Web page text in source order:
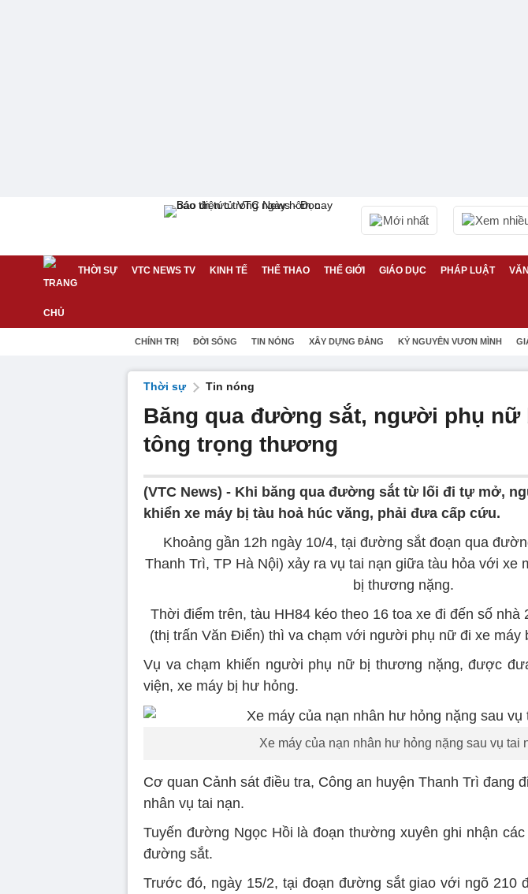
Mới nhất Xem
THỜI SỰ VTC NEWS TV KINH TẾ THỂ THAO THẾ GIỚI GIÁO DỤC PHÁP LUẬT
CHÍNH TRỊ ĐỜI SỐNG TIN NÓNG XÂY DỰNG ĐẢNG KỶ NGUYÊN VƯƠN MÌNH
Thời sự Tin nóng
Băng qua đường sắt, người phụ nữ
tông trọng thương
(VTC News) - Khi băng qua đường sắt từ lối đi tự mở,
khiển xe máy bị tàu hoả húc văng, phải đưa cấp cứu.
Khoảng gần 12h ngày 10/4, tại đường sắt đoạn qua
Thanh Trì, TP Hà Nội) xảy ra vụ tai nạn giữa tàu hỏa với xe
bị thương nặng.
Thời điểm trên, tàu HH84 kéo theo 16 toa xe đi đến số nhà
(thị trấn Văn Điển) thì va chạm với người phụ nữ đi xe máy
Vụ va chạm khiến người phụ nữ bị thương nặng, được
viện, xe máy bị hư hỏng.
Xe máy của nạn nhân hư hỏng nặng sau vụ tai
Cơ quan Cảnh sát điều tra, Công an huyện Thanh Trì đang
nhân vụ tai nạn.
Tuyến đường Ngọc Hồi là đoạn thường xuyên ghi nhận
đường sắt.
Trước đó, ngày 15/2, tại đoạn đường sắt giao với ngõ 210